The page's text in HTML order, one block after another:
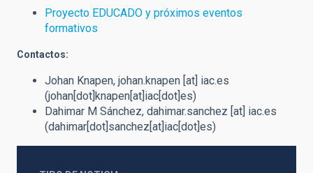
Proyecto EDUCADO y próximos eventos
formativos
Contactos:
Johan Knapen, johan.knapen [at] iac.es
(johan[dot]knapen[at]iac[dot]es)
Dahimar M Sánchez, dahimar.sanchez [at] iac.es
(dahimar[dot]sanchez[at]iac[dot]es)